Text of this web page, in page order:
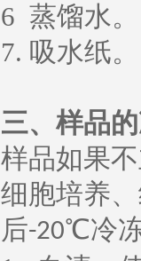
6 蒸馏水。
7. 吸水纸。
三、样品
样品如果
细胞培养
后-20℃冷